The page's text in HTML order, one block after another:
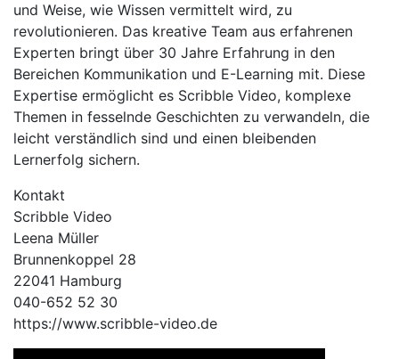
und Weise, wie Wissen vermittelt wird, zu
revolutionieren. Das kreative Team aus erfahrenen
Experten bringt über 30 Jahre Erfahrung in den
Bereichen Kommunikation und E-Learning mit. Diese
Expertise ermöglicht es Scribble Video, komplexe
Themen in fesselnde Geschichten zu verwandeln, die
leicht verständlich sind und einen bleibenden
Lernerfolg sichern.
Kontakt
Scribble Video
Leena Müller
Brunnenkoppel 28
22041 Hamburg
040-652 52 30
https://www.scribble-video.de